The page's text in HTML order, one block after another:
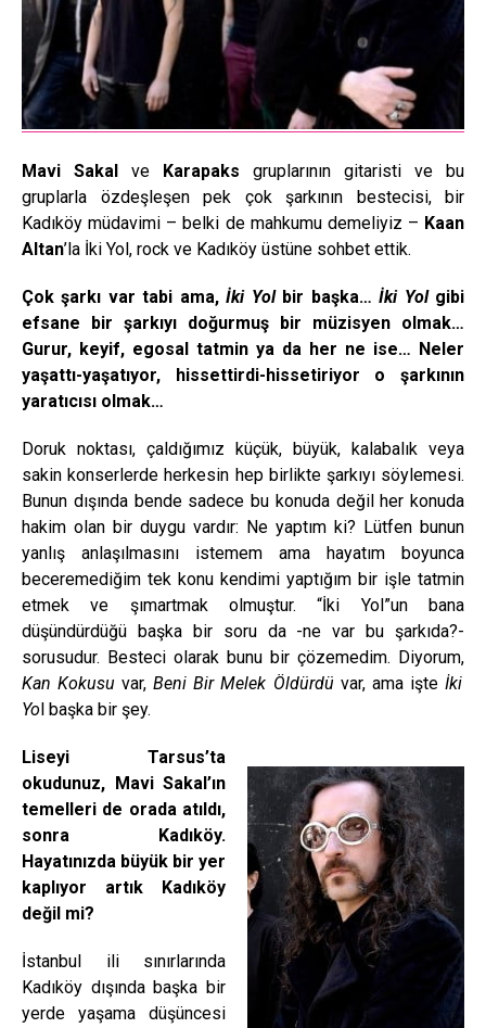
Mavi Sakal ve Karapaks gruplarının gitaristi ve bu
gruplarla özdeşleşen pek çok şarkının bestecisi, bir
Kadıköy müdavimi – belki de mahkumu demeliyiz – Kaan
Altan’la İki Yol, rock ve Kadıköy üstüne sohbet ettik.
Çok şarkı var tabi ama,İki Yolbir başka…İki Yolgibi
efsane bir şarkıyı doğurmuş bir müzisyen olmak…
Gurur, keyif, egosal tatmin ya da her ne ise… Neler
yaşattı-yaşatıyor, hissettirdi-hissetiriyor o şarkının
yaratıcısı olmak…
Doruk noktası, çaldığımız küçük, büyük, kalabalık veya
sakin konserlerde herkesin hep birlikte şarkıyı söylemesi.
Bunun dışında bende sadece bu konuda değil her konuda
hakim olan bir duygu vardır: Ne yaptım ki? Lütfen bunun
yanlış anlaşılmasını istemem ama hayatım boyunca
beceremediğim tek konu kendimi yaptığım bir işle tatmin
etmek ve şımartmak olmuştur. “İki Yol”un bana
düşündürdüğü başka bir soru da -ne var bu şarkıda?-
sorusudur. Besteci olarak bunu bir çözemedim. Diyorum,
Kan Kokusu var,Beni Bir Melek Öldürdü var, ama işte İki
Yol başka bir şey.
Liseyi Tarsus’ta
okudunuz, Mavi Sakal’ın
temelleri de orada atıldı,
sonra Kadıköy.
Hayatınızda büyük bir yer
kaplıyor artık Kadıköy
değil mi?
İstanbul ili sınırlarında
Kadıköy dışında başka bir
yerde yaşama düşüncesi